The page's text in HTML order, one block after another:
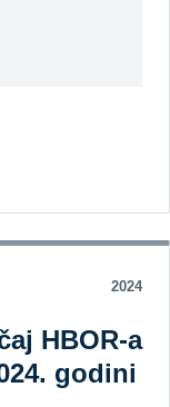
2024
HBOR-a
godini